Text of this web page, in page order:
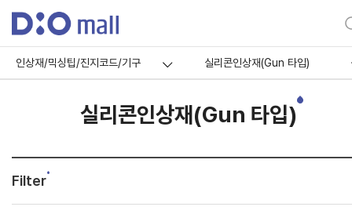
인상재/믹싱팁/진지코드/기구 실리콘인상재(Gun 타입)
실리콘인상재(Gun 타입)
Filter